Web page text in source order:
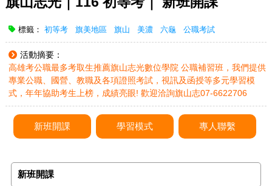
標籤： 初等考 旗美地區 旗山 美濃 六龜 公職考試
活動摘要：
高雄考公職最多考取生推薦旗山志光數位學院 公職補習班，我們提供
專業公職、國營、教職及各項證照考試，視訊及函授等多元學習模
式，年年協助考生上榜，成績亮眼! 歡迎洽詢旗山志07-6622706
新班開課 學習模式 專人聯繫
新班開課